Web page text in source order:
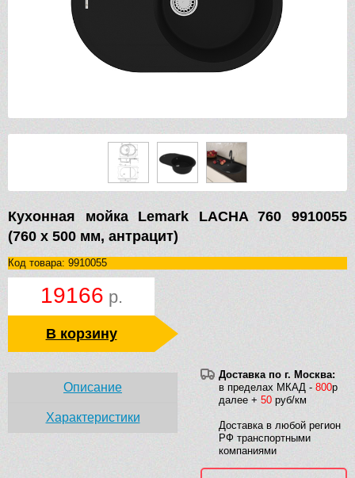
Кухонная мойка Lemark LACHA 760 9910055
(760 х 500 мм, антрацит)
Код товара: 9910055
19166 р.
В корзину
Доставка по г. Москва:
в пределах МКАД - 800р
далее + 50 руб/км
Доставка в любой регион
РФ транспортными
компаниями
Описание
Характеристики